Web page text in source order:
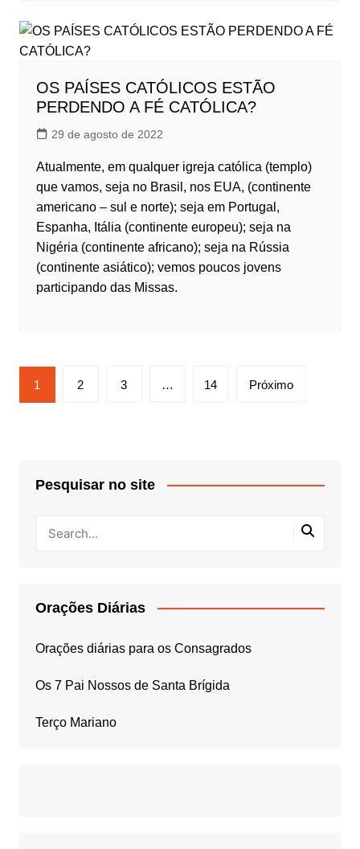
OS PAÍSES CATÓLICOS ESTÃO
PERDENDO A FÉ CATÓLICA?
29 de agosto de 2022
Atualmente, em qualquer igreja católica (templo)
que vamos, seja no Brasil, nos EUA, (continente
americano – sul e norte); seja em Portugal,
Espanha, Itália (continente europeu); seja na
Nigéria (continente africano); seja na Rússia
(continente asiático); vemos poucos jovens
participando das Missas.
Paginação
de
1 2 3 … 14 Próximo
Pesquisar no site
Orações Diárias
Orações diárias para os Consagrados
Os 7 Pai Nossos de Santa Brígida
Terço Mariano